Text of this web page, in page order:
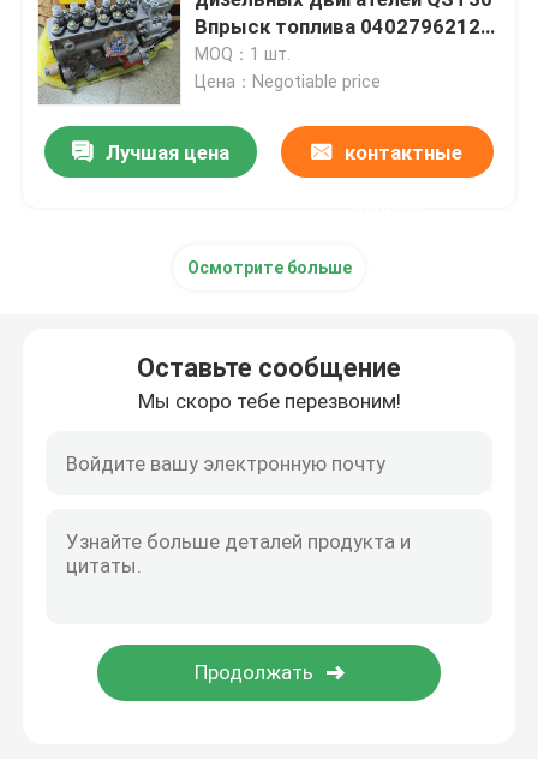
Коробка передач перемещения экскаватора
Редуктор качания экскаватора
Электрические части экскаватора
Части кабин экскаваторов
Впрыск топлива 0402796212
Впрыск топлива
MOQ：1 шт.
Цена：Negotiable price
Лучшая цена контактные
Осмотрите больше
Оставьте сообщение
Мы скоро тебе перезвоним!